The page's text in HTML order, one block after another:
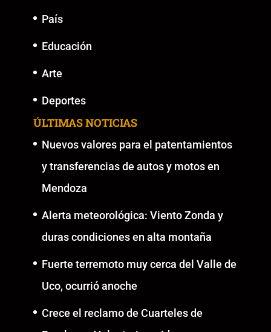
País
Educación
Arte
Deportes
ÚLTIMAS NOTICIAS
Nuevos valores para el patentamientos
y transferencias de autos y motos en
Mendoza
Alerta meteorológica: Viento Zonda y
duras condiciones en alta montaña
Fuerte terremoto muy cerca del Valle de
Uco, ocurrió anoche
Crece el reclamo de Cuarteles de